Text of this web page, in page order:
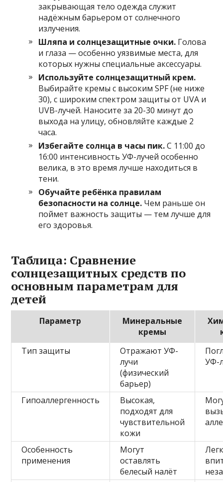
закрывающая тело одежда служит
надёжным барьером от солнечного
излучения.
Шляпа и солнцезащитные очки. Голова
и глаза — особенно уязвимые места, для
которых нужны специальные аксессуары.
Используйте солнцезащитный крем.
Выбирайте кремы с высоким SPF (не ниже
30), с широким спектром защиты от UVA и
UVB-лучей. Наносите за 20-30 минут до
выхода на улицу, обновляйте каждые 2
часа.
Избегайте солнца в часы пик.С 11:00 до
16:00 интенсивность УФ-лучей особенно
велика, в это время лучше находиться в
тени.
Обучайте ребёнка правилам
безопасности на солнце. Чем раньше он
поймет важность защиты — тем лучше для
его здоровья.
Таблица: Сравнение
солнцезащитных средств по
основным параметрам для
детей
Параметр
Минеральные
кремы
Тип защиты
Отражают УФ-
лучи
(физический
барьер)
УФ-
Гипоаллергенность
Высокая,
подходят для
чувствительной
кожи
Особенность
применения
Могут
оставлять
белесый налёт